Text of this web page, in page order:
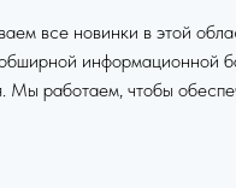
все новинки в этой
информационной
работаем, чтобы